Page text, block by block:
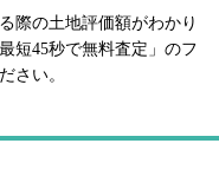
際の土地評価額がわかり
短45秒で無料査定」のフ
さい。